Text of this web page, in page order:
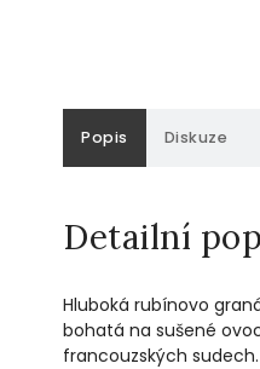
Popis Diskuze
Detailní
Hluboká rubínovo
bohatá na sušené
francouzských sudech.